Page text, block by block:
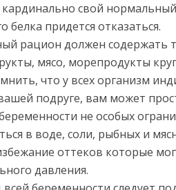
свой
белка придется отказаться.
рацион должен содержать
мясо, морепродукты
что у всех организм
подруге, вам может
не особых
в воде, соли, рыбных и
оттеков которые
давления.